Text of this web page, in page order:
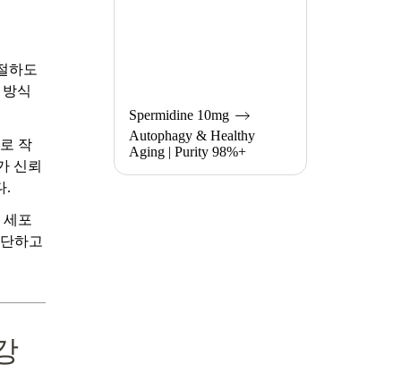
하도
식
작
신뢰
.
포
하고
Spermidine 10mg
Autophagy & Healthy
Aging | Purity 98%+